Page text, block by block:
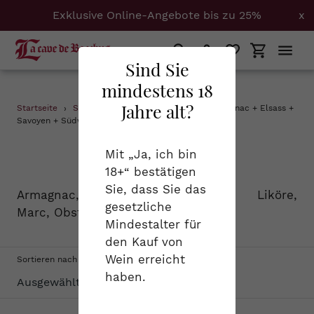
Sind Sie
mindestens 18
Jahre alt?
Mit „Ja, ich bin
18+“ bestätigen
Sie, dass Sie das
gesetzliche
Mindestalter für
den Kauf von
Wein erreicht
haben.
Direkt
zum
Exklusive Online-Angebote bis zu 25% x
Einloggen
Startseite › Spirituosen ›
0.35 + 1 + Burgund + Cognac + Elsass +
Savoyen + Südwest + Trousseau
S
a
m
m
l
u
Spirituosen
Armagnac, Cognac, Calvados, Liköre,
Marc, Obstbrand...
Sortieren nach